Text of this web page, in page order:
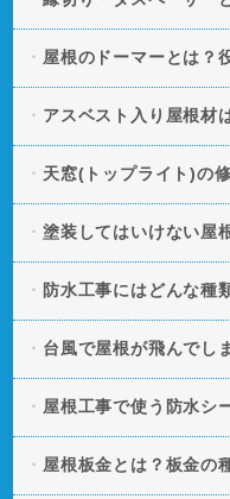
屋根のドーマーとは？
アスベスト入り屋根材
天窓(トップライト)の
塗装してはいけない屋
防水工事にはどんな種
台風で屋根が飛んでし
屋根工事で使う防水シ
屋根板金とは？板金の